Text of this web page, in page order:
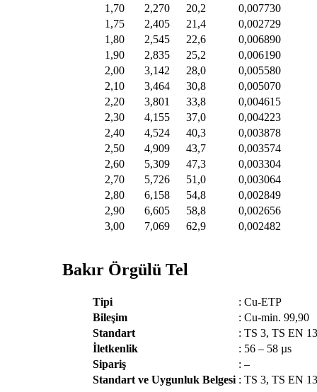
1,70
2,270 20,2
0,007730
1,75
2,405 21,4
0,002729
1,80
2,545 22,6
0,006890
1,90
2,835 25,2
0,006190
2,00
3,142 28,0
0,005580
2,10
3,464 30,8
0,005070
2,20
3,801 33,8
0,004615
2,30
4,155 37,0
0,004223
2,40
4,524 40,3
0,003878
2,50
4,909 43,7
0,003574
2,60
5,309 47,3
0,003304
2,70
5,726 51,0
0,003064
2,80
6,158 54,8
0,002849
2,90
6,605 58,8
0,002656
3,00
7,069 62,9 0,002482
Bakır Örgülü Tel
Tipi : Cu-ETP
Bileşim
: Cu-min. 99,90
Standart
: TS 3, TS EN
İletkenlik
: 56 – 58 µs
Sipariş
: –
Standart ve Uygunluk Belgesi : TS 3, TS EN